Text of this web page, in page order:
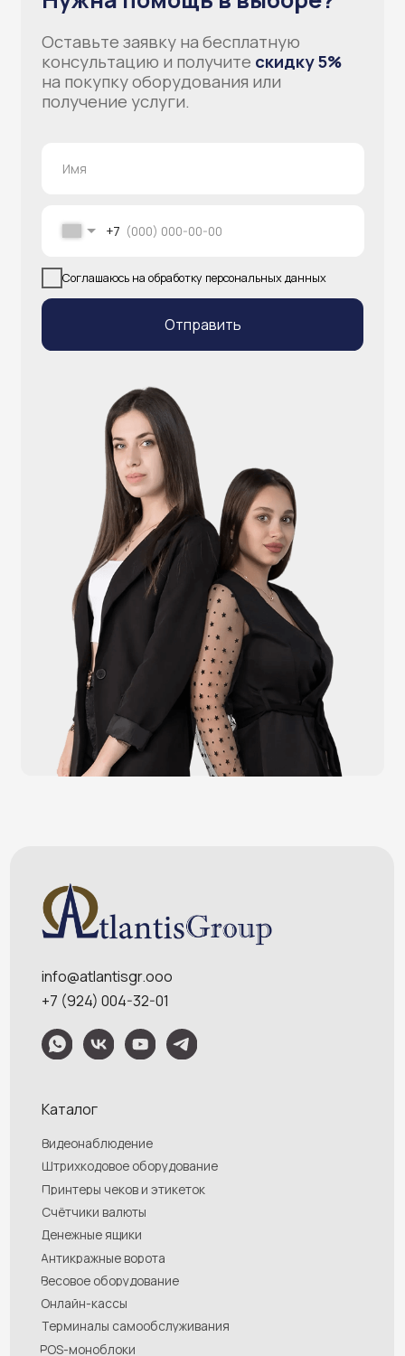
info@atlantisgr.ooo
Видеонаблюдение
Принтеры чеков и этикеток
Услуги
Меню
Штрихкодовое оборудование
Весовое оборудование
Счётчики валюты
Терминалы самообслуживания
Денежные ящики
Онлайн-кассы
Антикражные ворота
Обращаем Ваше внимание на то, что данный интернет-сайт носит
исключительно информационный характер и ни при каких условиях
информационные материалы и цены, размещенные на сайте, не являются
публичной офертой, определяемой положениями Статей 435 и 437
Гражданского кодекса РФ. Ваш заказ, включая стоимость и наличие товара,
будет подтвержден нашим менеджером посредством телефонного звонка на
POS-компьютеры
POS-моноблоки
POS-мониторы